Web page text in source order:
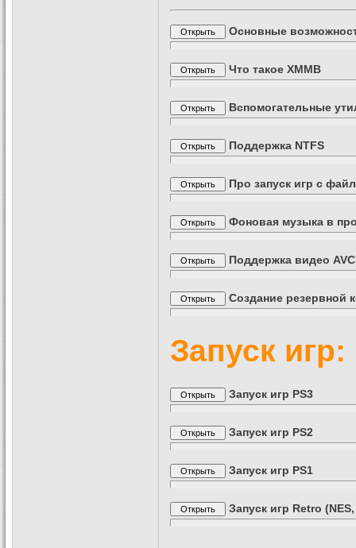
Основные
Что такое XMMB
Вспомогательные
Поддержка NTFS
Про запуск игр с
Фоновая музыка в
Поддержка видео
Создание резервной
Запуск игр:
Запуск игр PS3
Запуск игр PS2
Запуск игр PS1
Запуск игр Retro